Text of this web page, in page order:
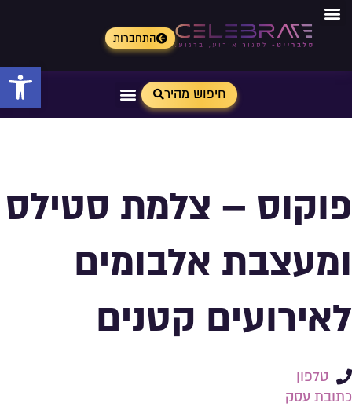
התחברות
חיפוש מהיר
פוקוס – צלמת סטילס
ומעצבת אלבומים
לאירועים קטנים
טלפון
כתובת עסק